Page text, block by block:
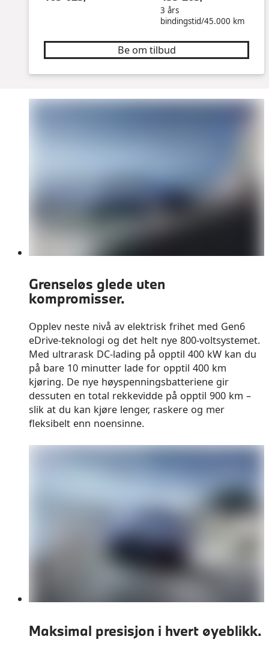
3 års
bindingstid/45.000 km
Be om tilbud
Grenseløs glede uten
kompromisser.
Opplev neste nivå av elektrisk frihet med Gen6
eDrive‑teknologi og det helt nye 800‑voltsystemet.
Med ultrarask DC‑lading på opptil 400 kW kan du
på bare 10 minutter lade for opptil 400 km
kjøring. De nye høyspenningsbatteriene gir
dessuten en total rekkevidde på opptil 900 km –
slik at du kan kjøre lenger, raskere og mer
fleksibelt enn noensinne.
Maksimal presisjon i hvert øyeblikk.